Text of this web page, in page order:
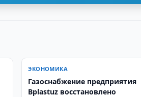
ЭКОНОМИКА
Газоснабжение предприятия
Bplastuz восстановлено